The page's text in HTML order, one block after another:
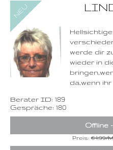
werde dir
wieder in
da,wenn
Berater ID: 189
Gespräche: 180
Offline
Preis:€ 1,99/
0900-3 000 468 - 189
1,49 €/Min. inkl. MwSt.
Wählen Sie diese
Rufnummer inklusive
dem Beratercode
Zurück